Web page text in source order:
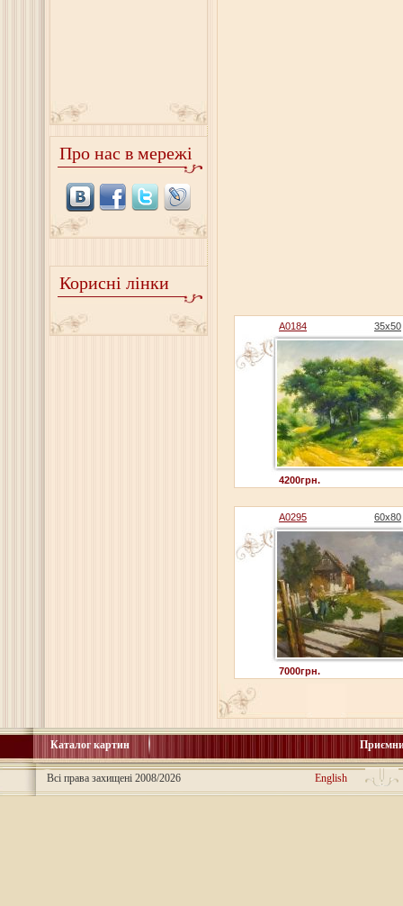
Про нас в мережі
Корисні лінки
A0184 35x50
4200грн.
A0295 60x80
7000грн.
Каталог картин
Всі права захищені 2008/2026 English